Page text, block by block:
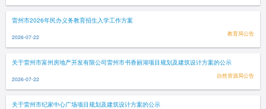
雷州市2026年民办义务教育招生入学工作方案
2026-07-22 教育局公告
关于雷州市富州房地产开发有限公司雷州市书香丽湖项目规划及建筑设计方案的公示
2026-07-22 自然资源局公告
关于雷州市纪家中心广场项目规划及建筑设计方案的公示